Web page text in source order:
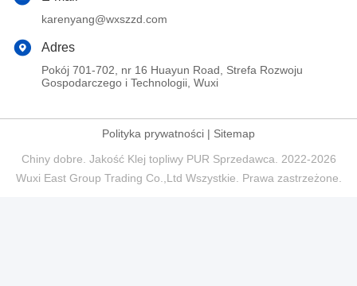
karenyang@wxszzd.com
Adres
Pokój 701-702, nr 16 Huayun Road, Strefa Rozwoju
Gospodarczego i Technologii, Wuxi
Polityka prywatności | Sitemap
Chiny dobre. Jakość Klej topliwy PUR Sprzedawca. 2022-2026
Wuxi East Group Trading Co.,Ltd Wszystkie. Prawa zastrzeżone.